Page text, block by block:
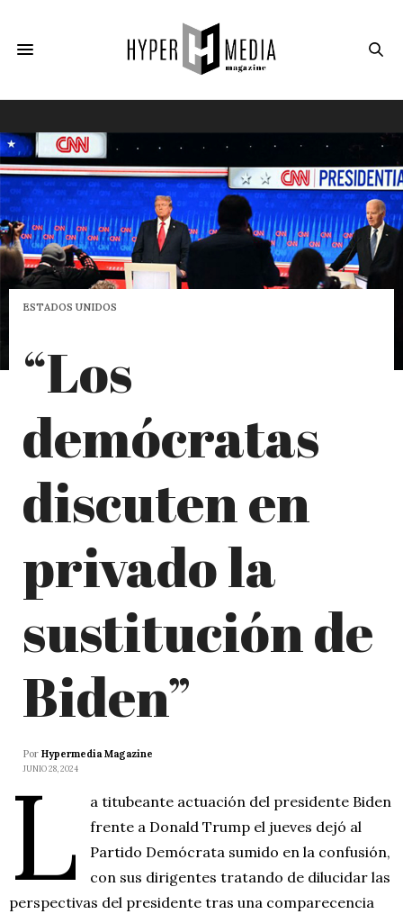
ESTADOS UNIDOS
“Los
demócratas
discuten en
privado la
sustitución de
Biden”
Por Hypermedia Magazine
JUNIO 28, 2024
L
a titubeante actuación del presidente Biden
frente a Donald Trump el jueves dejó al
Partido Demócrata sumido en la confusión,
con sus dirigentes tratando de dilucidar las
perspectivas del presidente tras una comparecencia